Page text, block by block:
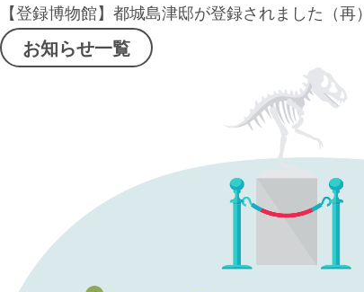
【登録博物館】都城島津邸が登録されました（再）
お知らせ一覧